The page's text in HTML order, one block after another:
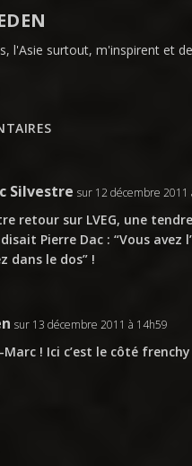
l'Asie surtout, m'inspirent et
Silvestre sur 12 décembre 2011
retour sur LVEG, une
Pierre Dac : “Vous
dans le dos” !
sur 13 décembre 2011 à 14h59
Marc ! Ici c’est le côté